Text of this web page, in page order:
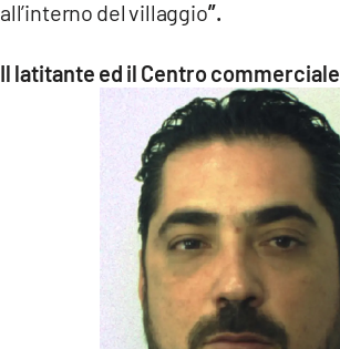
all’interno del villaggio”.
Il latitante ed il Centro commerciale